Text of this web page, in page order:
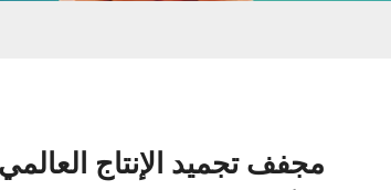
مجفف تجميد الإنتاج العالمي